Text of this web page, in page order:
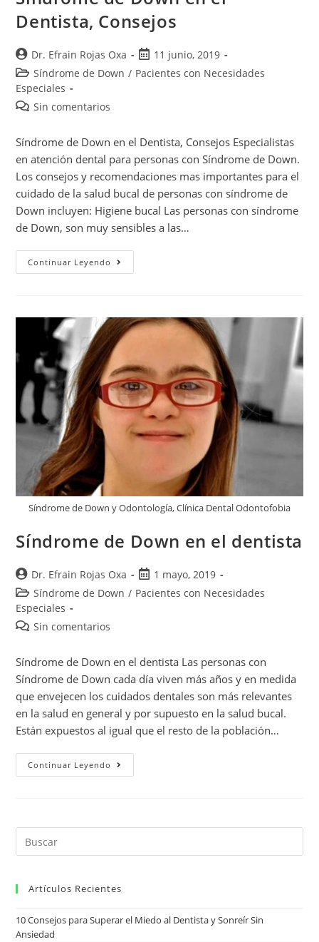
Dentista, Consejos
Dr. Efrain Rojas Oxa
11 junio, 2019
Síndrome de Down / Pacientes con Necesidades
Especiales
Sin comentarios
Síndrome de Down en el Dentista, Consejos Especialistas
en atención dental para personas con Síndrome de Down.
Los consejos y recomendaciones mas importantes para el
cuidado de la salud bucal de personas con síndrome de
Down incluyen: Higiene bucal Las personas con síndrome
de Down, son muy sensibles a las…
Continuar Leyendo
Síndrome de Down y Odontología, Clínica Dental Odontofobia
Síndrome de Down en el dentista
Dr. Efrain Rojas Oxa
1 mayo, 2019
Síndrome de Down / Pacientes con Necesidades
Especiales
Sin comentarios
Síndrome de Down en el dentista Las personas con
Síndrome de Down cada día viven más años y en medida
que envejecen los cuidados dentales son más relevantes
en la salud en general y por supuesto en la salud bucal.
Están expuestos al igual que el resto de la población…
Continuar Leyendo
Artículos Recientes
10 Consejos para Superar el Miedo al Dentista y Sonreír Sin
Ansiedad